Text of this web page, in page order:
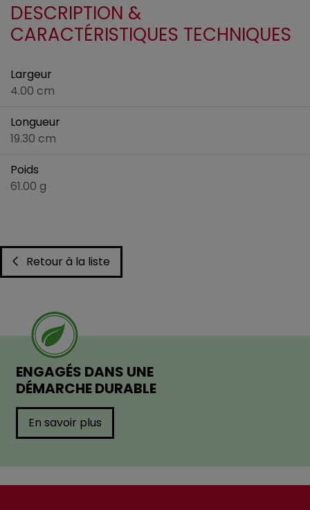
DESCRIPTION &
CARACTÉRISTIQUES TECHNIQUES
Largeur
4.00 cm
Longueur
19.30 cm
Poids
61.00 g
Retour à la liste
ENGAGÉS DANS UNE
DÉMARCHE DURABLE
En savoir plus